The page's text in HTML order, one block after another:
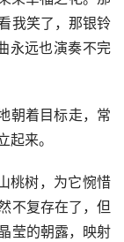
我笑了，那银铃
永远也演奏不完
着目标走，常
来。
树，为它惋惜
不复存在了，但
莹的朝露，映射